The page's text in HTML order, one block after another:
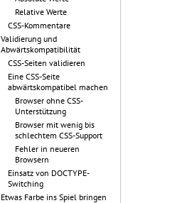
Relative Werte
CSS-Kommentare
Validierung und
Abwärtskompatibilität
CSS-Seiten validieren
Eine CSS-Seite
abwärtskompatibel machen
Browser ohne CSS-
Unterstützung
Browser mit wenig bis
schlechtem CSS-Support
Fehler in neueren
Browsern
Einsatz von DOCTYPE-
Switching
Etwas Farbe ins Spiel bringen